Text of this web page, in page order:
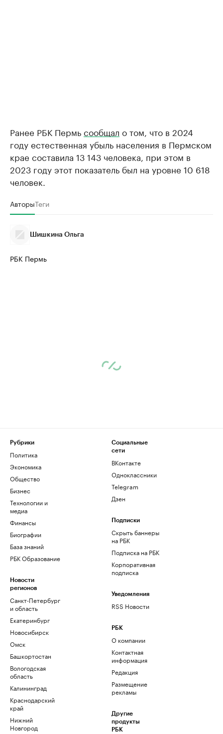
Ранее РБК Пермьсообщал о том, что в 2024
году естественная убыль населения в Пермском
крае составила 13 143 человека, при этом в
2023 году этот показатель был на уровне 10 618
человек.
АвторыТеги
Шишкина Ольга
РБК Пермь
Рубрики
Политика
Экономика
Общество
Бизнес
Технологии и
медиа
Финансы
Биографии
База знаний
РБК Образование
Новости
регионов
Санкт-Петербург
и область
Екатеринбург
Новосибирск
Омск
Башкортостан
Вологодская
область
Калининград
Краснодарский
край
Нижний
Новгород
Социальные
сети
ВКонтакте
Одноклассники
Telegram
Дзен
Подписки
Скрыть баннеры
на РБК
Подписка на РБК
Корпоративная
подписка
Уведомления
RSS Новости
РБК
О компании
Контактная
информация
Редакция
Размещение
рекламы
Другие
продукты
РБК